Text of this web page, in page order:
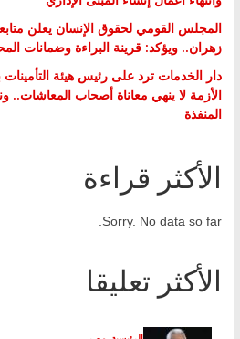
المجلس القومي لحقوق الإنسان يعلن
زهران.. ويؤكد: قرينة البراءة وضمانات
دار الخدمات ترد على رئيس هيئة
الأزمة لا ينهي معاناة أصحاب
المنفذة
الأكثر قراءة
Sorry. No data so far.
الأكثر تعليقا